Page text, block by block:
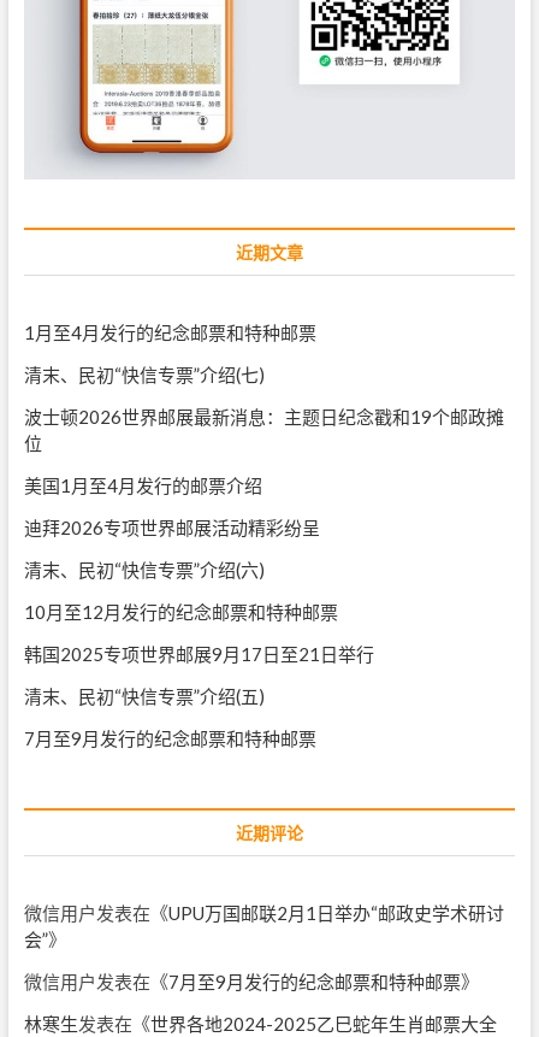
近期文章
1月至4月发行的纪念邮票和特种邮票
清末、民初“快信专票”介绍(七)
波士顿2026世界邮展最新消息：主题日纪念戳和19个邮政摊
位
美国1月至4月发行的邮票介绍
迪拜2026专项世界邮展活动精彩纷呈
清末、民初“快信专票”介绍(六)
10月至12月发行的纪念邮票和特种邮票
韩国2025专项世界邮展9月17日至21日举行
清末、民初“快信专票”介绍(五)
7月至9月发行的纪念邮票和特种邮票
近期评论
微信用户发表在《UPU万国邮联2月1日举办“邮政史学术研讨
会”》
微信用户发表在《7月至9月发行的纪念邮票和特种邮票》
林寒生发表在《世界各地2024-2025乙巳蛇年生肖邮票大全